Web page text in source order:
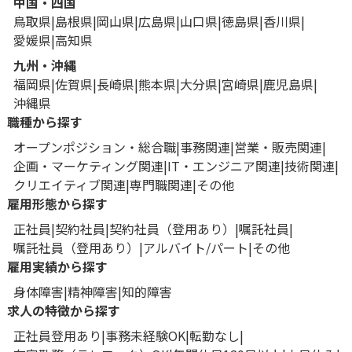
鳥取県 島根県 岡山県 広島県 山口県 徳島県 香川県
愛媛県 高知県
九州・沖縄
福岡県 佐賀県 長崎県 熊本県 大分県 宮崎県 鹿児島県
沖縄県
職種から探す
オープンポジション・総合職 事務関連 営業・販売関連
企画・マーケティング関連 IT・エンジニア関連 技術関連
クリエイティブ関連 専門職関連 その他
雇用形態から探す
正社員 契約社員 契約社員（登用あり）
嘱託社員
嘱託社員（登用あり）
アルバイト/パート その他
雇用実績から探す
身体障害 精神障害 知的障害
求人の特徴から探す
正社員登用あり 事務未経験OK 転勤なし